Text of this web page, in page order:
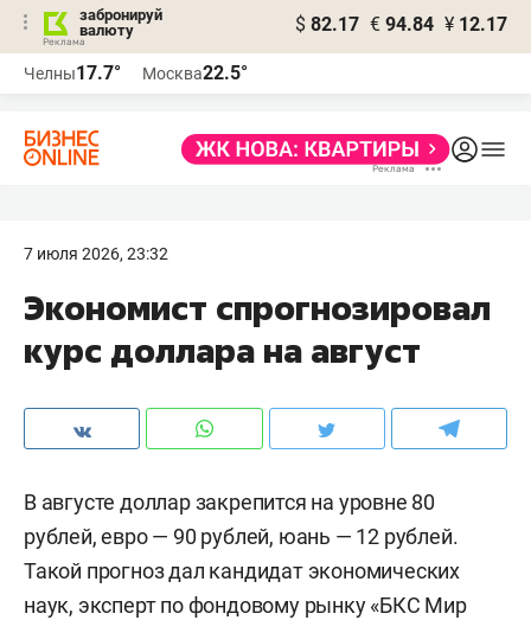
забронируй
валюту
$ 82.17 € 94.84 ¥ 12.17
Челны17.7° Москва22.5°
7 июля 2026, 23:32
Экономист спрогнозировал
курс доллара на август
В августе доллар закрепится на уровне 80
рублей, евро — 90 рублей, юань — 12 рублей.
Такой прогноз дал кандидат экономических
наук, эксперт по фондовому рынку «БКС Мир